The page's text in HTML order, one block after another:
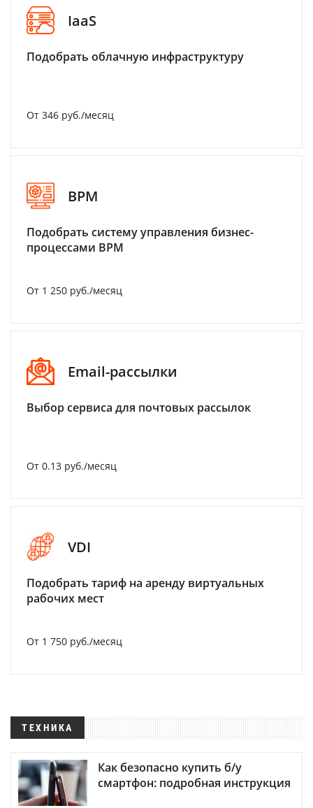
IaaS
Подобрать облачную инфраструктуру
От 346 руб./месяц
BPM
Подобрать систему управления бизнес-
процессами BPM
От 1 250 руб./месяц
Email-рассылки
Выбор сервиса для почтовых рассылок
От 0.13 руб./месяц
VDI
Подобрать тариф на аренду виртуальных
рабочих мест
От 1 750 руб./месяц
ТЕХНИКА
Как безопасно купить б/у
смартфон: подробная инструкция